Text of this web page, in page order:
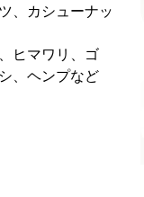
、カシューナッ
ヒマワリ、ゴ
、ヘンプなど